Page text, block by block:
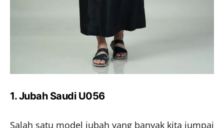
1. Jubah Saudi U056
Salah satu model jubah yang banyak kita jumpai